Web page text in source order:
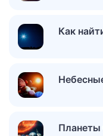
Как
Планеты